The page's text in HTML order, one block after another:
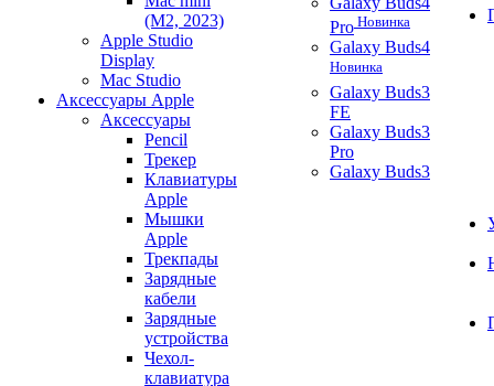
(M2, 2023)
Apple Studio
Display
Mac Studio
Аксессуары Apple
Аксессуары
Pencil
Трекер
Клавиатуры
Apple
Мышки
Apple
Трекпады
Зарядные
кабели
Зарядные
устройства
Чехол-
клавиатура
Pro Новинка
Galaxy Buds4
Новинка
Galaxy Buds3
FE
Galaxy Buds3
Pro
Galaxy Buds3